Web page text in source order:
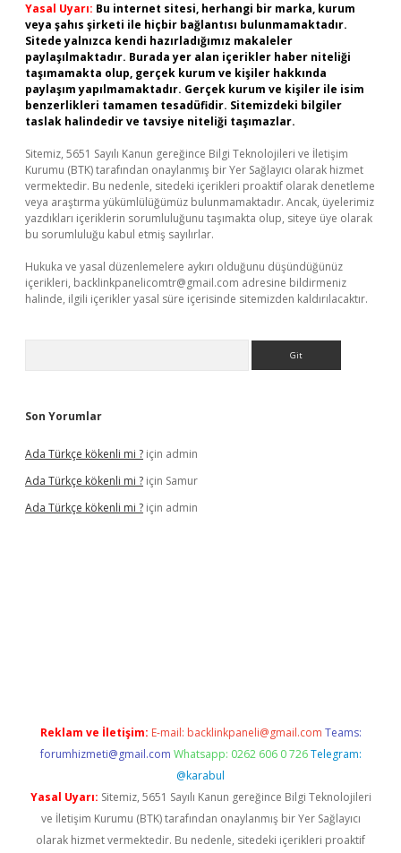
Yasal Uyarı: Bu internet sitesi, herhangi bir marka, kurum
veya şahıs şirketi ile hiçbir bağlantısı bulunmamaktadır.
Sitede yalnızca kendi hazırladığımız makaleler
paylaşılmaktadır. Burada yer alan içerikler haber niteliği
taşımamakta olup, gerçek kurum ve kişiler hakkında
paylaşım yapılmamaktadır. Gerçek kurum ve kişiler ile isim
benzerlikleri tamamen tesadüfidir. Sitemizdeki bilgiler
taslak halindedir ve tavsiye niteliği taşımazlar.
Sitemiz, 5651 Sayılı Kanun gereğince Bilgi Teknolojileri ve İletişim
Kurumu (BTK) tarafından onaylanmış bir Yer Sağlayıcı olarak hizmet
vermektedir. Bu nedenle, sitedeki içerikleri proaktif olarak denetleme
veya araştırma yükümlülüğümüz bulunmamaktadır. Ancak, üyelerimiz
yazdıkları içeriklerin sorumluluğunu taşımakta olup, siteye üye olarak
bu sorumluluğu kabul etmiş sayılırlar.
Hukuka ve yasal düzenlemelere aykırı olduğunu düşündüğünüz
içerikleri, backlinkpanelicomtr@gmail.com adresine bildirmeniz
halinde, ilgili içerikler yasal süre içerisinde sitemizden kaldırılacaktır.
Son Yorumlar
Ada Türkçe kökenli mi ? için admin
Ada Türkçe kökenli mi ? için Samur
Ada Türkçe kökenli mi ? için admin
Reklam ve İletişim: E-mail: backlinkpaneli@gmail.com Teams:
forumhizmeti@gmail.com Whatsapp: 0262 606 0 726 Telegram:
@karabul
Yasal Uyarı: Sitemiz, 5651 Sayılı Kanun gereğince Bilgi Teknolojileri
ve İletişim Kurumu (BTK) tarafından onaylanmış bir Yer Sağlayıcı
olarak hizmet vermektedir. Bu nedenle, sitedeki içerikleri proaktif